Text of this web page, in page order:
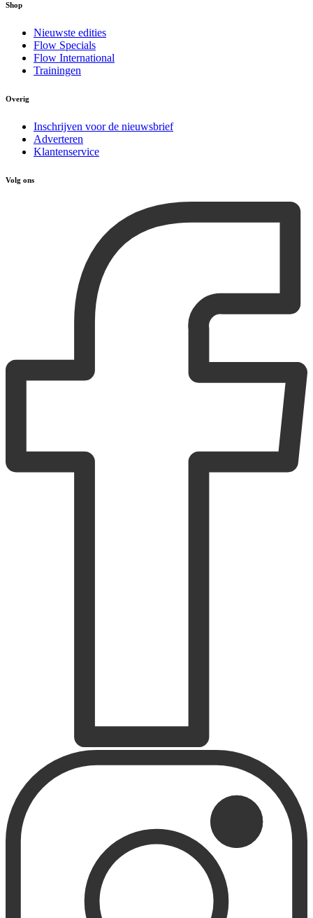
Shop
Nieuwste edities
Flow Specials
Flow International
Trainingen
Overig
Inschrijven voor de nieuwsbrief
Adverteren
Klantenservice
Volg ons